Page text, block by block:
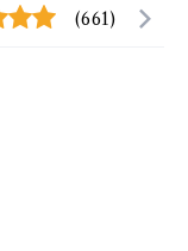
(661)